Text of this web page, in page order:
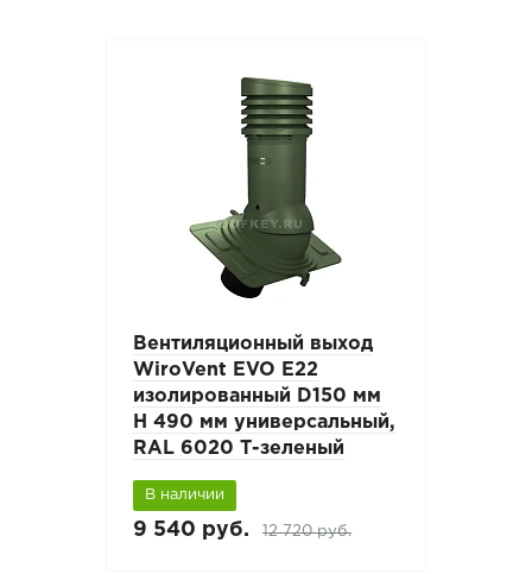
Вентиляционный выход
WiroVent EVO E22
изолированный D150 мм
Н 490 мм универсальный,
RAL 6020 Т-зеленый
В наличии
9 540 руб. 12 720 руб.